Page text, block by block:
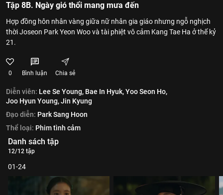
Tập 8B. Ngày gió thổi mang mưa đến
Hợp đồng hôn nhân vàng giữa nữ nhân gia giáo nhưng ngỗ nghịch
thời Joseon Park Yeon Woo và tài phiệt vô cảm Kang Tae Ha ở thế kỷ
21.
0 Bình luận Chia sẻ
Diễn viên: Lee Se Young, Bae In Hyuk,Yoo Seon Ho,
Joo Hyun Young,Jin Kyung
Đạo diễn: Park Sang Hoon
Thể loại: Phim tình cảm
Danh sách tập
12/12 tập
01-24